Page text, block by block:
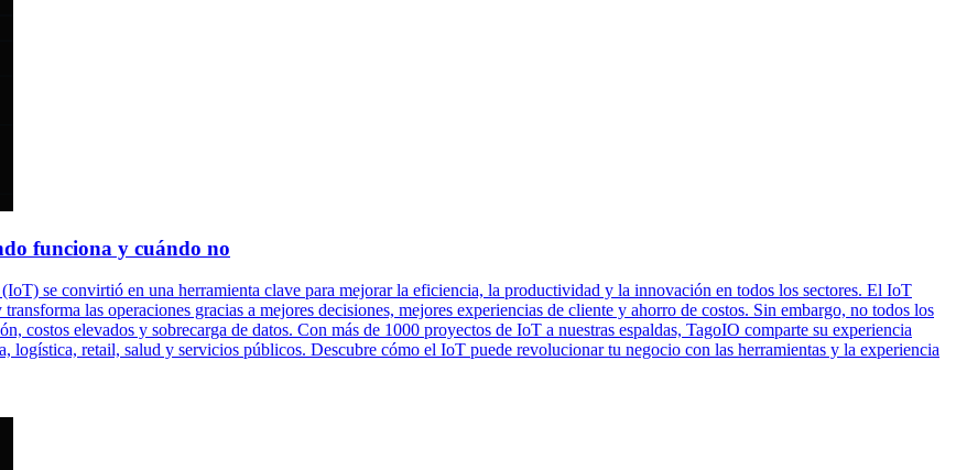
funciona y cuándo no
se convirtió en una herramienta clave para mejorar la eficiencia, la productividad y la innovación en todos los sectores. El IoT
las operaciones gracias a mejores decisiones, mejores experiencias de cliente y ahorro de costos. Sin embargo, no todos los
costos elevados y sobrecarga de datos. Con más de 1000 proyectos de IoT a nuestras espaldas, TagoIO comparte su experiencia
logística, retail, salud y servicios públicos. Descubre cómo el IoT puede revolucionar tu negocio con las herramientas y la experiencia